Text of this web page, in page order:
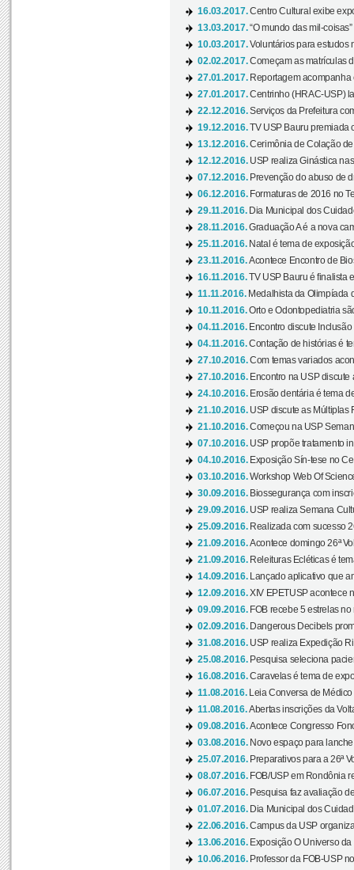
16.03.2017.Centro Cultural exibe
13.03.2017.“O mundo das mil-
10.03.2017.Voluntários para estudos
02.02.2017.Começam as matrículas
27.01.2017. Reportagem
27.01.2017.Centrinho (HRAC-USP)
22.12.2016.Serviços da Prefeitura
19.12.2016.TV USP Bauru premiada
13.12.2016.Cerimônia de Colação
12.12.2016. USP realiza Ginástica
07.12.2016. Prevenção do abuso de
06.12.2016. Formaturas de 2016 no
29.11.2016. Dia Municipal dos
28.11.2016.Graduação A é a nova
25.11.2016. Natal é tema de
23.11.2016.Acontece Encontro de
16.11.2016.TV USP Bauru é finalista
11.11.2016. Medalhista da Olimpíada
10.11.2016.Orto e Odontopediatria
04.11.2016. Encontro discute
04.11.2016.Contação de histórias é
27.10.2016.Com temas variados
27.10.2016. Encontro na USP discute
24.10.2016. Erosão dentária é tema
21.10.2016. USP discute as Múltiplas
21.10.2016.Começou na USP
07.10.2016. USP propõe tratamento
04.10.2016. Exposição Sín-tese no
03.10.2016.Workshop Web Of
30.09.2016. Biossegurança com
29.09.2016. USP realiza Semana
25.09.2016. Realizada com sucesso
21.09.2016.Acontece domingo 26ª
21.09.2016. Releituras Ecléticas é
14.09.2016.
Lançado aplicativo que
12.09.2016.XIV EPETUSP acontece
09.09.2016. FOB recebe 5 estrelas
02.09.2016. Dangerous Decibels
31.08.2016. USP realiza Expedição
25.08.2016. Pesquisa seleciona
16.08.2016.Caravelas é tema de
11.08.2016.
Leia Conversa de
11.08.2016.Abertas inscrições da
09.08.2016.Acontece Congresso
03.08.2016. Novo espaço para
25.07.2016. Preparativos para a 26ª
08.07.2016. FOB/USP em Rondônia
06.07.2016. Pesquisa faz avaliação
01.07.2016. Dia Municipal dos
22.06.2016.Campus da USP
13.06.2016. Exposição O Universo
10.06.2016. Professor da FOB-USP